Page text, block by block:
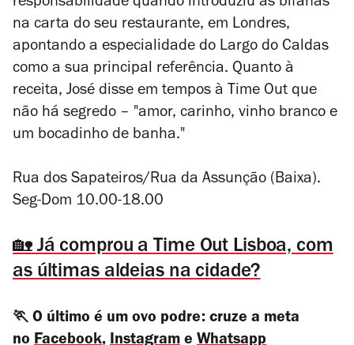
responsabilidade quando introduziu as bifanas
na carta do seu restaurante, em Londres,
apontando a especialidade do Largo do Caldas
como a sua principal referência. Quanto à
receita, José disse em tempos à Time Out que
não há segredo – "amor, carinho, vinho branco e
um bocadinho de banha."
Rua dos Sapateiros/Rua da Assunção (Baixa).
Seg-Dom 10.00-18.00
🏡 Já comprou a Time Out Lisboa, com
as últimas aldeias na cidade?
🏃 O último é um ovo podre: cruze a meta
no Facebook, Instagram e Whatsapp